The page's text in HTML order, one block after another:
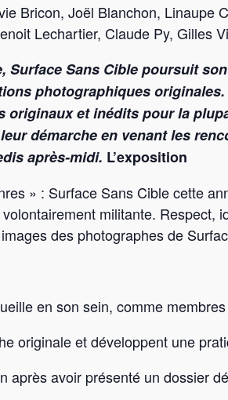
Bricon, Joël Blanchon, Linaupe
Lechartier, Claude Py, Gilles
Surface Sans Cible poursuit
photographiques
originaux et inédits pour la
démarche en venantles
après-midi. L’exposition
» : Surface Sans Cible cette
militante.
des photographes de
en son sein, comme
originale et développent une
après avoir présenté un dossier